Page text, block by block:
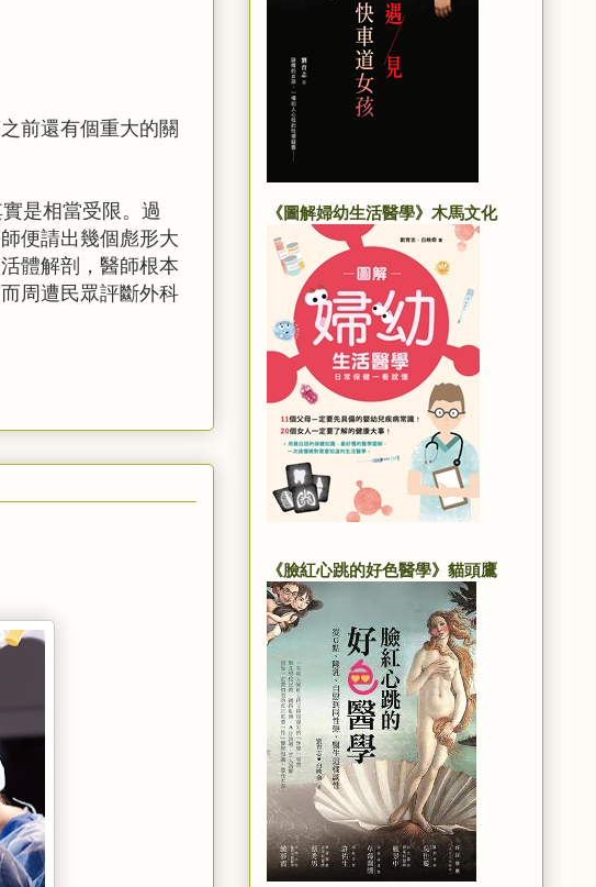
前還有個重大的關
是相當受限。過
便請出幾個彪形大
體解剖，醫師根本
周遭民眾評斷外科
《圖解婦幼生活醫學》木馬文化
《臉紅心跳的好色醫學》貓頭鷹